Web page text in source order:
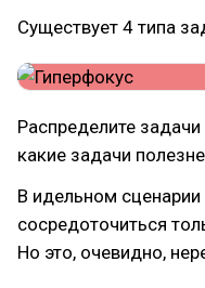
Существует 4 типа
Распределите задачи
какие задачи
В идельном
сосредоточиться
Но это, очевидно,